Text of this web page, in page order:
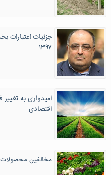
جزئیات اعتبارات
۱۳۹۷
امیدواری به
اقتصادی
مخالفین محصولات